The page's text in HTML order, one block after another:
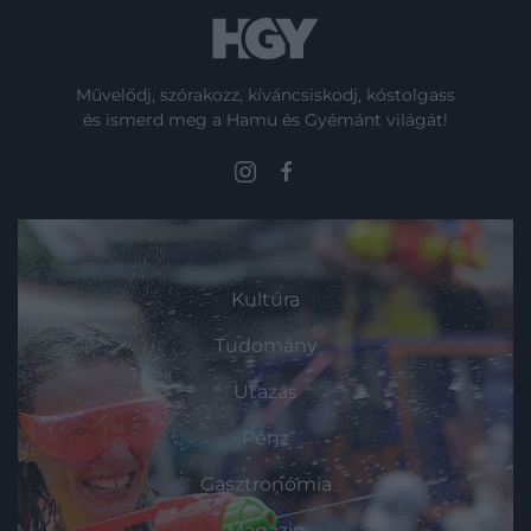
Művelődj, szórakozz, kíváncsiskodj, kóstolgass
és ismerd meg a Hamu és Gyémánt világát!
Kultúra
Tudomány
Utazás
Pénz
Gasztronómia